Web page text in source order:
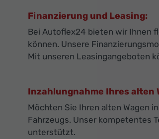
Finanzierung und Leasing:
Bei Autoflex24 bieten wir Ihnen
können. Unsere
Mit unseren Leasingangeboten
Inzahlungnahme Ihres alten
Möchten Sie Ihren alten Wagen
Fahrzeugs. Unser kompetentes
unterstützt.